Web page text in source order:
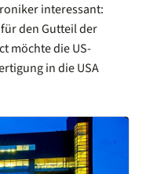
interessant:
den Gutteil der
möchte die US-
in die USA